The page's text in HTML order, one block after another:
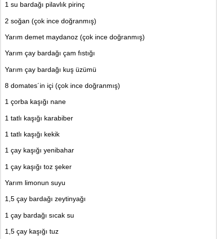
1 su bardağı pilavlık pirinç
2 soğan (çok ince doğranmış)
Yarım demet maydanoz (çok ince doğranmış)
Yarım çay bardağı çam fıstığı
Yarım çay bardağı kuş üzümü
8 domates´in içi (çok ince doğranmış)
1 çorba kaşığı nane
1 tatlı kaşığı karabiber
1 tatlı kaşığı kekik
1 çay kaşığı yenibahar
1 çay kaşığı toz şeker
Yarım limonun suyu
1,5 çay bardağı zeytinyağı
1 çay bardağı sıcak su
1,5 çay kaşığı tuz